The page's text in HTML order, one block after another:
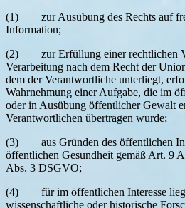
(1) zur Ausübung des Rechts auf
Information;
(2) zur Erfüllung einer rechtlichen
Verarbeitung nach dem Recht der
dem der Verantwortliche unterliegt,
Wahrnehmung einer Aufgabe, die im
oder in Ausübung öffentlicher Gewalt
Verantwortlichen übertragen wurde;
(3) aus Gründen des öffentlichen
öffentlichen Gesundheit gemäß Art. 9
Abs. 3 DSGVO;
(4) für im öffentlichen Interesse
wissenschaftliche oder historische